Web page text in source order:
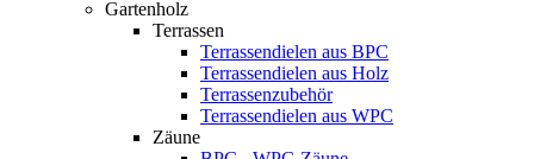
Gartenholz
Terrassen
Terrassendielen aus BPC
Terrassendielen aus Holz
Terrassenzubehör
Terrassendielen aus WPC
Zäune